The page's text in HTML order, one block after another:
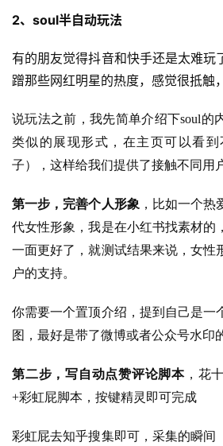
眼
案
例
避
坑
指
运
营
百
创
资
源
登录 注册
2、soul半自动玩法
有的朋友觉得抖音和快手还是太难玩
蹭那些网红明星的热度，感觉很抵触​
说玩法之前，我先简单介绍下soul的
类似的展现形式，在主页可以看
子），这样给我们提供了接触不同用
第一步，完善个人形象 ，比如一个
代女性形象，我是在小红书找素材的
一面更好了，就测试结果来说，女性
户的支持。
你需要一个置顶介绍，提到自己是一
图，最好是带了微博或者公众号水印
第二步，写自动点赞评论脚本，花
+彩虹屁脚本，按键精灵即可完成
彩虹屁去知乎搜集即可，采集的瞬间